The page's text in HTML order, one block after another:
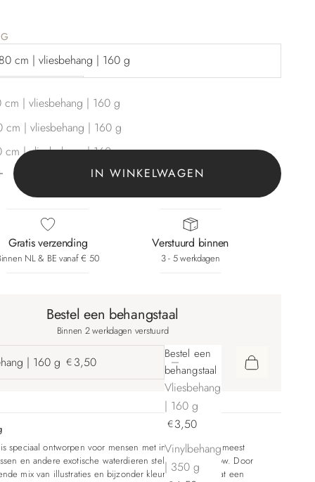
cm | vliesbehang | 160 g
| vliesbehang | 160 g
| vliesbehang | 160 g
cm | vliesbehang | 160 g
eigen maat
verhogen
IN WINKELWAGEN
Gratis verzending
NL & BE vanaf € 50
Verstuurd binnen
3 - 5 werkdagen
Bestel een behangstaal
Binnen 2 werkdagen verstuurd
| 160 g € 3,50
Bestel een
behangstaal
Vliesbehang
| 160 g
€3,50
Vinylbehang
| 350 g
Aantal verlagenAantal verhogen
speciaal ontworpen voor mensen met interieurlef. De meest
en andere exotische waterdieren stelen hier de show. Door
mix van illustraties en bijzonder kleurgebruik ontstaat een